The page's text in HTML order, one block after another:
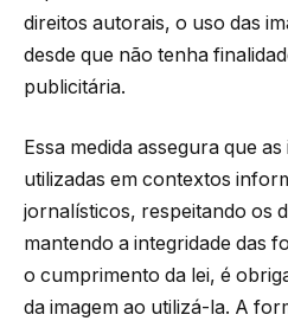
direitos autorais, o uso das
desde que não tenha
publicitária.
Essa medida assegura que
utilizadas em contextos
jornalísticos, respeitando os
mantendo a integridade das
o cumprimento da lei, é
da imagem ao utilizá-la. A